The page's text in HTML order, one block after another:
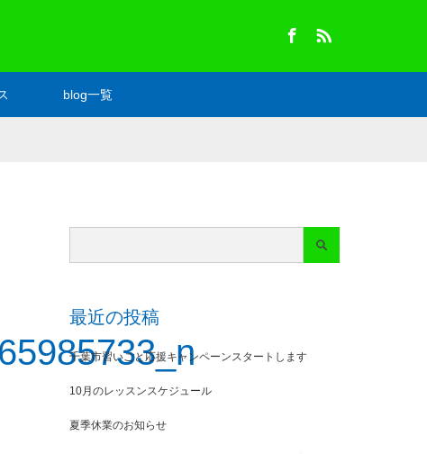
blog一覧
最近の投稿
千葉市習いごと応援キャンペーンスタートします
10月のレッスンスケジュール
夏季休業のお知らせ